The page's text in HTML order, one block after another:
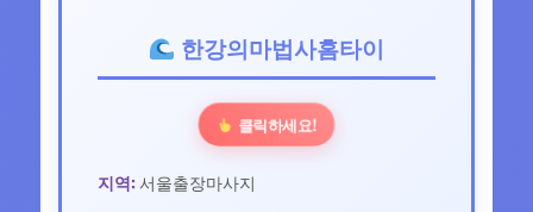
한강의마법사홈타이
클릭하세요!
지역: 서울출장마사지